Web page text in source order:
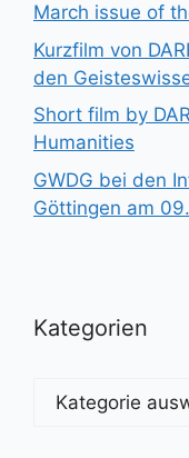
March issue of
Kurzfilm von
den
Short film by
Humanities
GWDG bei den
Göttingen am
Kategorien
Kategorien